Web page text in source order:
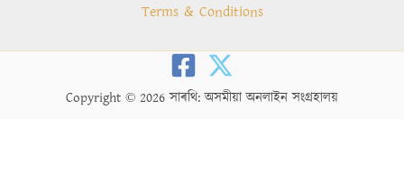
Terms & Conditions
Copyright © 2026 সাৰথি: অসমীয়া অনলাইন সংগ্ৰহালয়